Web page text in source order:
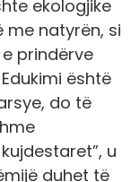
ekologjike
natyrën, si
prindërve
është
do të
u
duhet të